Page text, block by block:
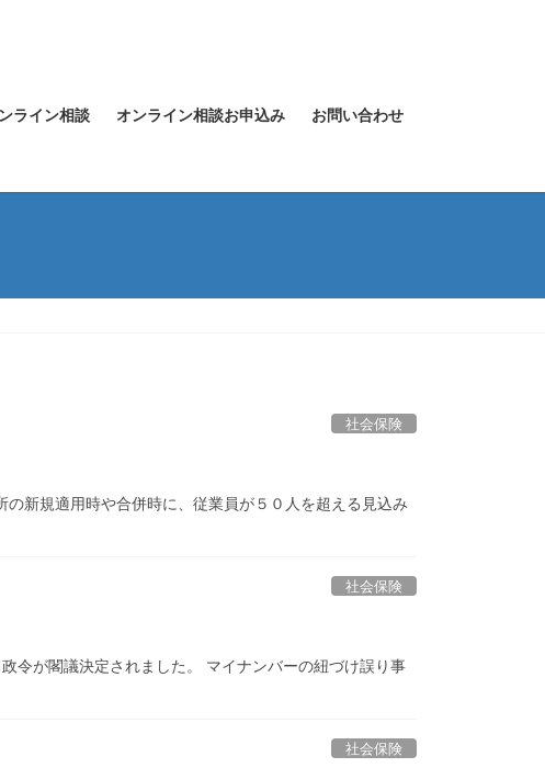
ライン相談 オンライン相談お申込み お問い合わせ
社会保険
新規適用時や合併時に、従業員が５０人を超える見込み
社会保険
令が閣議決定されました。 マイナンバーの紐づけ誤り事
社会保険